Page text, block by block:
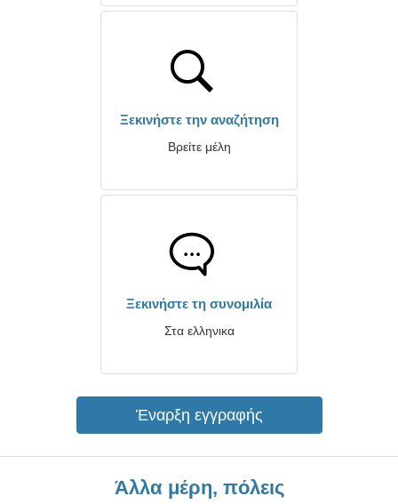
Ξεκινήστε την αναζήτηση
Βρείτε μέλη
Ξεκινήστε τη συνομιλία
Στα ελληνικα
Έναρξη εγγραφής
Άλλα μέρη, πόλεις